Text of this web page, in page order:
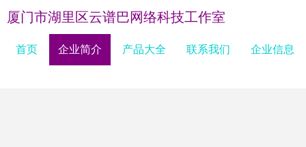
厦门市湖里区云谱巴网络科技工作室
首页 企业简介 产品大全 联系我们 企业信息